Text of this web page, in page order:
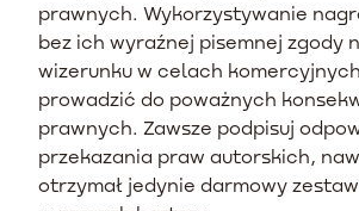
prawnych. Wykorzystywanie
bez ich wyraźnej pisemnej zgody
wizerunku w celach
prowadzić do poważnych
prawnych. Zawsze podpisuj
przekazania praw autorskich,
otrzymał jedynie darmowy